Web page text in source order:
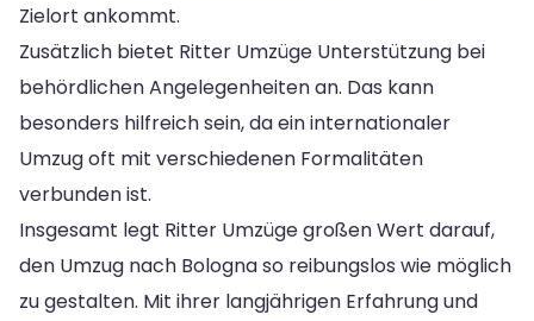
Zielort ankommt.
Zusätzlich bietet Ritter Umzüge Unterstützung bei
behördlichen Angelegenheiten an. Das kann
besonders hilfreich sein, da ein internationaler
Umzug oft mit verschiedenen Formalitäten
verbunden ist.
Insgesamt legt Ritter Umzüge großen Wert darauf,
den Umzug nach Bologna so reibungslos wie möglich
zu gestalten. Mit ihrer langjährigen Erfahrung und